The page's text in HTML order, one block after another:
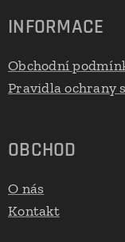
INFORMACE
Obchodní
Pravidla ochrany
OBCHOD
O nás
Kontakt